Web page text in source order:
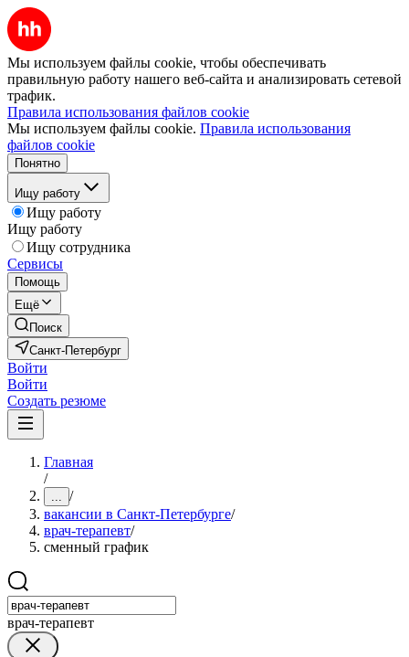
Мы используем файлы cookie, чтобы обеспечивать
правильную работу нашего веб-сайта и анализировать сетевой
трафик.
Правила использования файлов cookie
Мы используем файлы cookie. Правила использования
файлов cookie
Понятно
Ищу работу
Ищу работу
Ищу работу
Ищу сотрудника
Сервисы
Помощь
Ещё
Поиск
Санкт-Петербург
Войти
Войти
Создать резюме
Главная
/
... /
вакансии в Санкт-Петербурге/
врач-терапевт/
сменный график
врач-терапевт